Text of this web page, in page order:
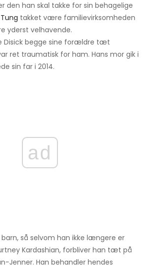
den han skal takke for sin behagelige
Tung takket være familievirksomheden
yderst velhavende.
Disick begge sine forældre tæt
ret traumatisk for ham. Hans mor gik i
sin far i 2014.
ad
så selvom han ikke længere er
Kardashian, forbliver han tæt på
Jenner. Han behandler hendes